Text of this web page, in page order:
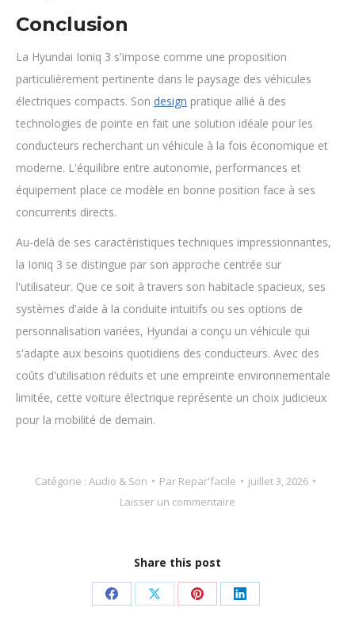
Conclusion
La Hyundai Ioniq 3 s'impose comme une proposition
particulièrement pertinente dans le paysage des véhicules
électriques compacts. Son design pratique allié à des
technologies de pointe en fait une solution idéale pour les
conducteurs recherchant un véhicule à la fois économique et
moderne. L'équilibre entre autonomie, performances et
équipement place ce modèle en bonne position face à ses
concurrents directs.
Au-delà de ses caractéristiques techniques impressionnantes,
la Ioniq 3 se distingue par son approche centrée sur
l'utilisateur. Que ce soit à travers son habitacle spacieux, ses
systèmes d'aide à la conduite intuitifs ou ses options de
personnalisation variées, Hyundai a conçu un véhicule qui
s'adapte aux besoins quotidiens des conducteurs. Avec des
coûts d'utilisation réduits et une empreinte environnementale
limitée, cette voiture électrique représente un choix judicieux
pour la mobilité de demain.
Catégorie : Audio & Son Par Repar'facile
juillet 3, 2026
Laisser un commentaire
Share this post
PartagerPartagerPartagerPartager